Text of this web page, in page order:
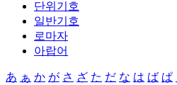
단위기호
일반기호
로마자
아랍어
あ ぁ か が さ ざ た だ な は ば ぱ